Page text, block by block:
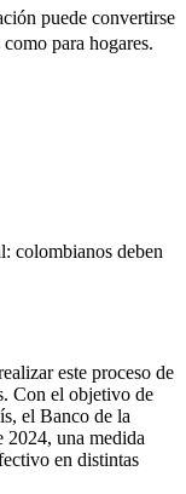
puede convertirse
para hogares.
colombianos deben
este proceso de
Con el objetivo de
el Banco de la
2024, una medida
en distintas